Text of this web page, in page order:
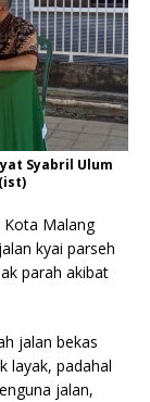
Syabril Ulum
Kota Malang
kyai parseh
parah akibat
jalan bekas
layak, padahal
jalan,